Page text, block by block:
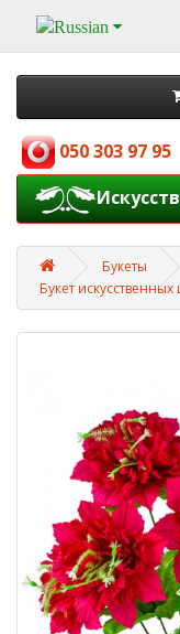
050 303 97 95
Букеты
Букет